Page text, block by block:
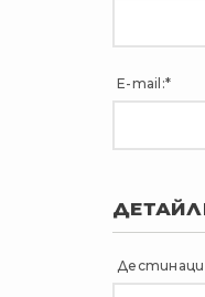
E-mail:*